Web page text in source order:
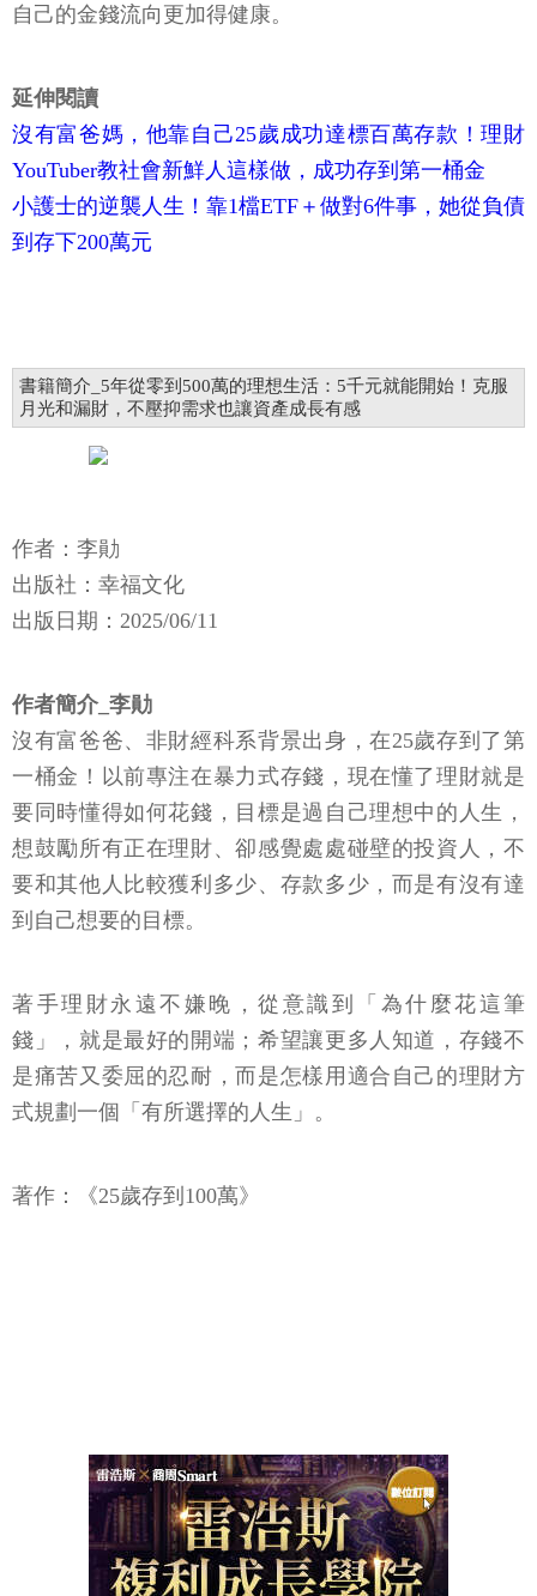
自己的金錢流向更加得健康。
延伸閱讀
沒有富爸媽，他靠自己25歲成功達標百萬存款！理財
YouTuber教社會新鮮人這樣做，成功存到第一桶金
小護士的逆襲人生！靠1檔ETF＋做對6件事，她從負債
到存下200萬元
書籍簡介_5年從零到500萬的理想生活：5千元就能開始！克服
月光和漏財，不壓抑需求也讓資產成長有感
作者：李勛
出版社：幸福文化
出版日期：2025/06/11
作者簡介_李勛
沒有富爸爸、非財經科系背景出身，在25歲存到了第
一桶金！以前專注在暴力式存錢，現在懂了理財就是
要同時懂得如何花錢，目標是過自己理想中的人生，
想鼓勵所有正在理財、卻感覺處處碰壁的投資人，不
要和其他人比較獲利多少、存款多少，而是有沒有達
到自己想要的目標。
著手理財永遠不嫌晚，從意識到「為什麼花這筆
錢」，就是最好的開端；希望讓更多人知道，存錢不
是痛苦又委屈的忍耐，而是怎樣用適合自己的理財方
式規劃一個「有所選擇的人生」。
著作：《25歲存到100萬》